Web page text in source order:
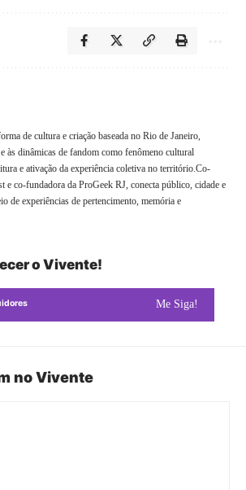
de cultura e criação baseada no Rio de Janeiro,
às dinâmicas de fandom como fenômeno cultural
e ativação da experiência coletiva no território.Co-
e co-fundadora da ProGeek RJ, conecta público, cidade e
de experiências de pertencimento, memória e
o Vivente!
Me Siga!
no Vivente